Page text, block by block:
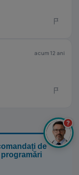
acum 12 ani
de
?